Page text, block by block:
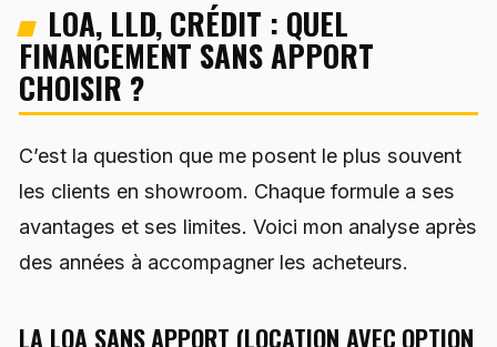
LOA, LLD, CRÉDIT : QUEL
FINANCEMENT SANS APPORT
CHOISIR ?
C’est la question que me posent le plus souvent
les clients en showroom. Chaque formule a ses
avantages et ses limites. Voici mon analyse après
des années à accompagner les acheteurs.
LA LOA SANS APPORT (LOCATION AVEC OPTION